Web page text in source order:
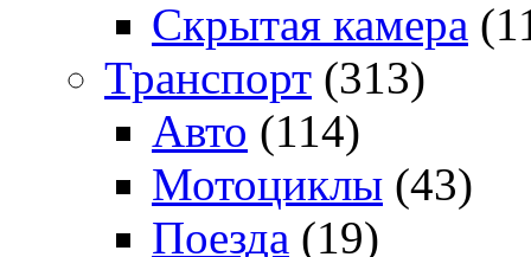
Скрытая камера
Транспорт (313)
Авто (114)
Мотоциклы (43)
Поезда (19)